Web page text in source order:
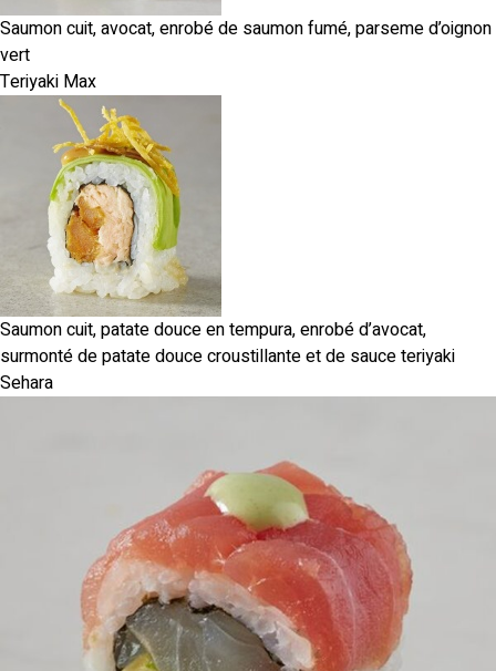
Saumon cuit, avocat, enrobé de saumon fumé, parseme d’oignon
vert
Teriyaki Max
Saumon cuit, patate douce en tempura, enrobé d’avocat,
surmonté de patate douce croustillante et de sauce teriyaki
Sehara